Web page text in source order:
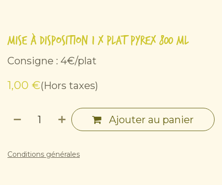
Mise à disposition 1 x Plat pyrex 800 ml
Consigne : 4€/plat
1,00 €(Hors taxes)
Ajouter au panier
Conditions générales